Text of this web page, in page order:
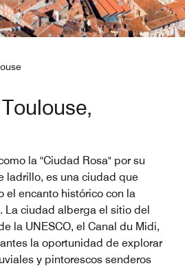
la "Ciudad Rosa" por su
ladrillo, es una ciudad que
el encanto histórico con la
La ciudad alberga el sitio del
la UNESCO, el Canal du Midi,
la oportunidad de explorar
y pintorescos senderos